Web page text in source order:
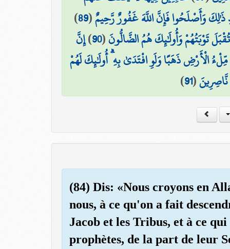
ذَٰلِكَ وَأَصْلَحُوا فَإِنَّ اللَّهَ غَفُورٌ رَّحِيمٌ(
89
)
تَوْبَتُهُمْ وَأُولَٰئِكَ هُمُ الضَّالُّونَ(
90
)إِنَّ
الْأَرْضِ ذَهَبًا وَلَوِ افْتَدَىٰ بِهِ ۗ أُولَٰئِكَ لَهُمْ
(
91
)
(84) Dis: «Nous croyons en
nous, à ce qu'on a fait
Jacob et les Tribus, et à ce
prophètes, de la part de leur